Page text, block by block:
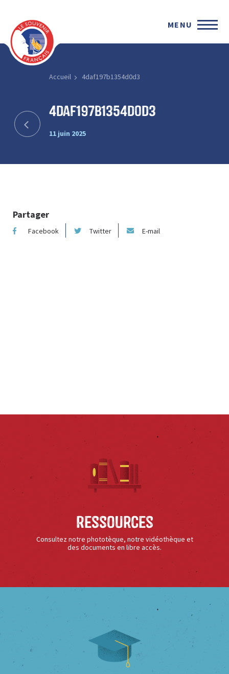
MENU
Accueil 4daf197b1354d0d3
4daf197b1354d0d3
11 juin 2025
Partager
Facebook Twitter E-mail
Ressources
Consultez notre phototèque, notre vidéothèque et
des documents en libre accès.